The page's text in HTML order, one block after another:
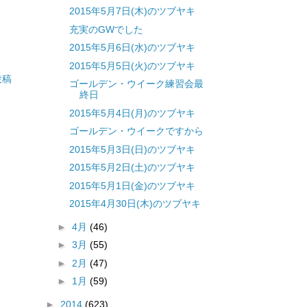
稿
2015年5月7日(木)のツブヤキ
充実のGWでした
2015年5月6日(水)のツブヤキ
2015年5月5日(火)のツブヤキ
ゴールデン・ウイーク練習会最
終日
2015年5月4日(月)のツブヤキ
ゴールデン・ウイークですから
2015年5月3日(日)のツブヤキ
2015年5月2日(土)のツブヤキ
2015年5月1日(金)のツブヤキ
2015年4月30日(木)のツブヤキ
► 4月 (46)
► 3月 (55)
► 2月 (47)
► 1月 (59)
► 2014 (623)